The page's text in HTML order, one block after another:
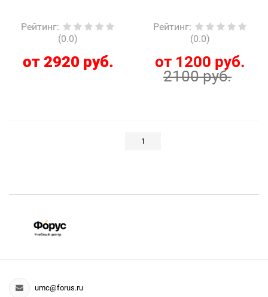
Рейтинг:
(0.0)
от 2920 руб.
Рейтинг:
(0.0)
от 1200 руб.
2100 руб.
1
umc@forus.ru